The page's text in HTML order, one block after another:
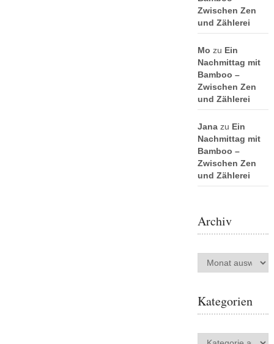
Zwischen Zen
und Zählerei
Mo zu Ein
Nachmittag mit
Bamboo –
Zwischen Zen
und Zählerei
Janazu Ein
Nachmittag mit
Bamboo –
Zwischen Zen
und Zählerei
Archiv
Archiv
Kategorien
Kategorien